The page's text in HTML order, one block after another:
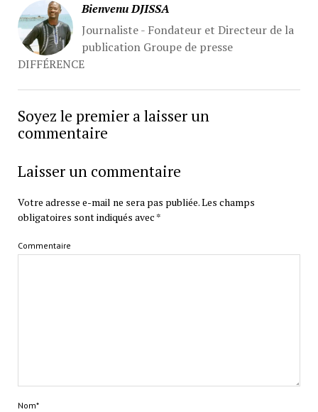
Bienvenu DJISSA
Journaliste - Fondateur et Directeur de la
publication Groupe de presse
DIFFÉRENCE
Soyez le premier a laisser un
commentaire
Laisser un commentaire
Votre adresse e-mail ne sera pas publiée.Les champs
obligatoires sont indiqués avec *
Commentaire
Nom*